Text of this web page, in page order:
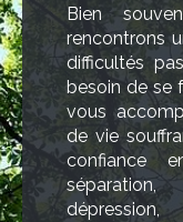
Bien
rencontrons
difficultés
besoin de se
vous
de vie
confiance
séparation,